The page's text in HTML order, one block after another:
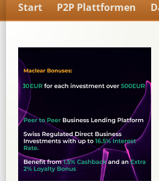
Start P2P Plattformen